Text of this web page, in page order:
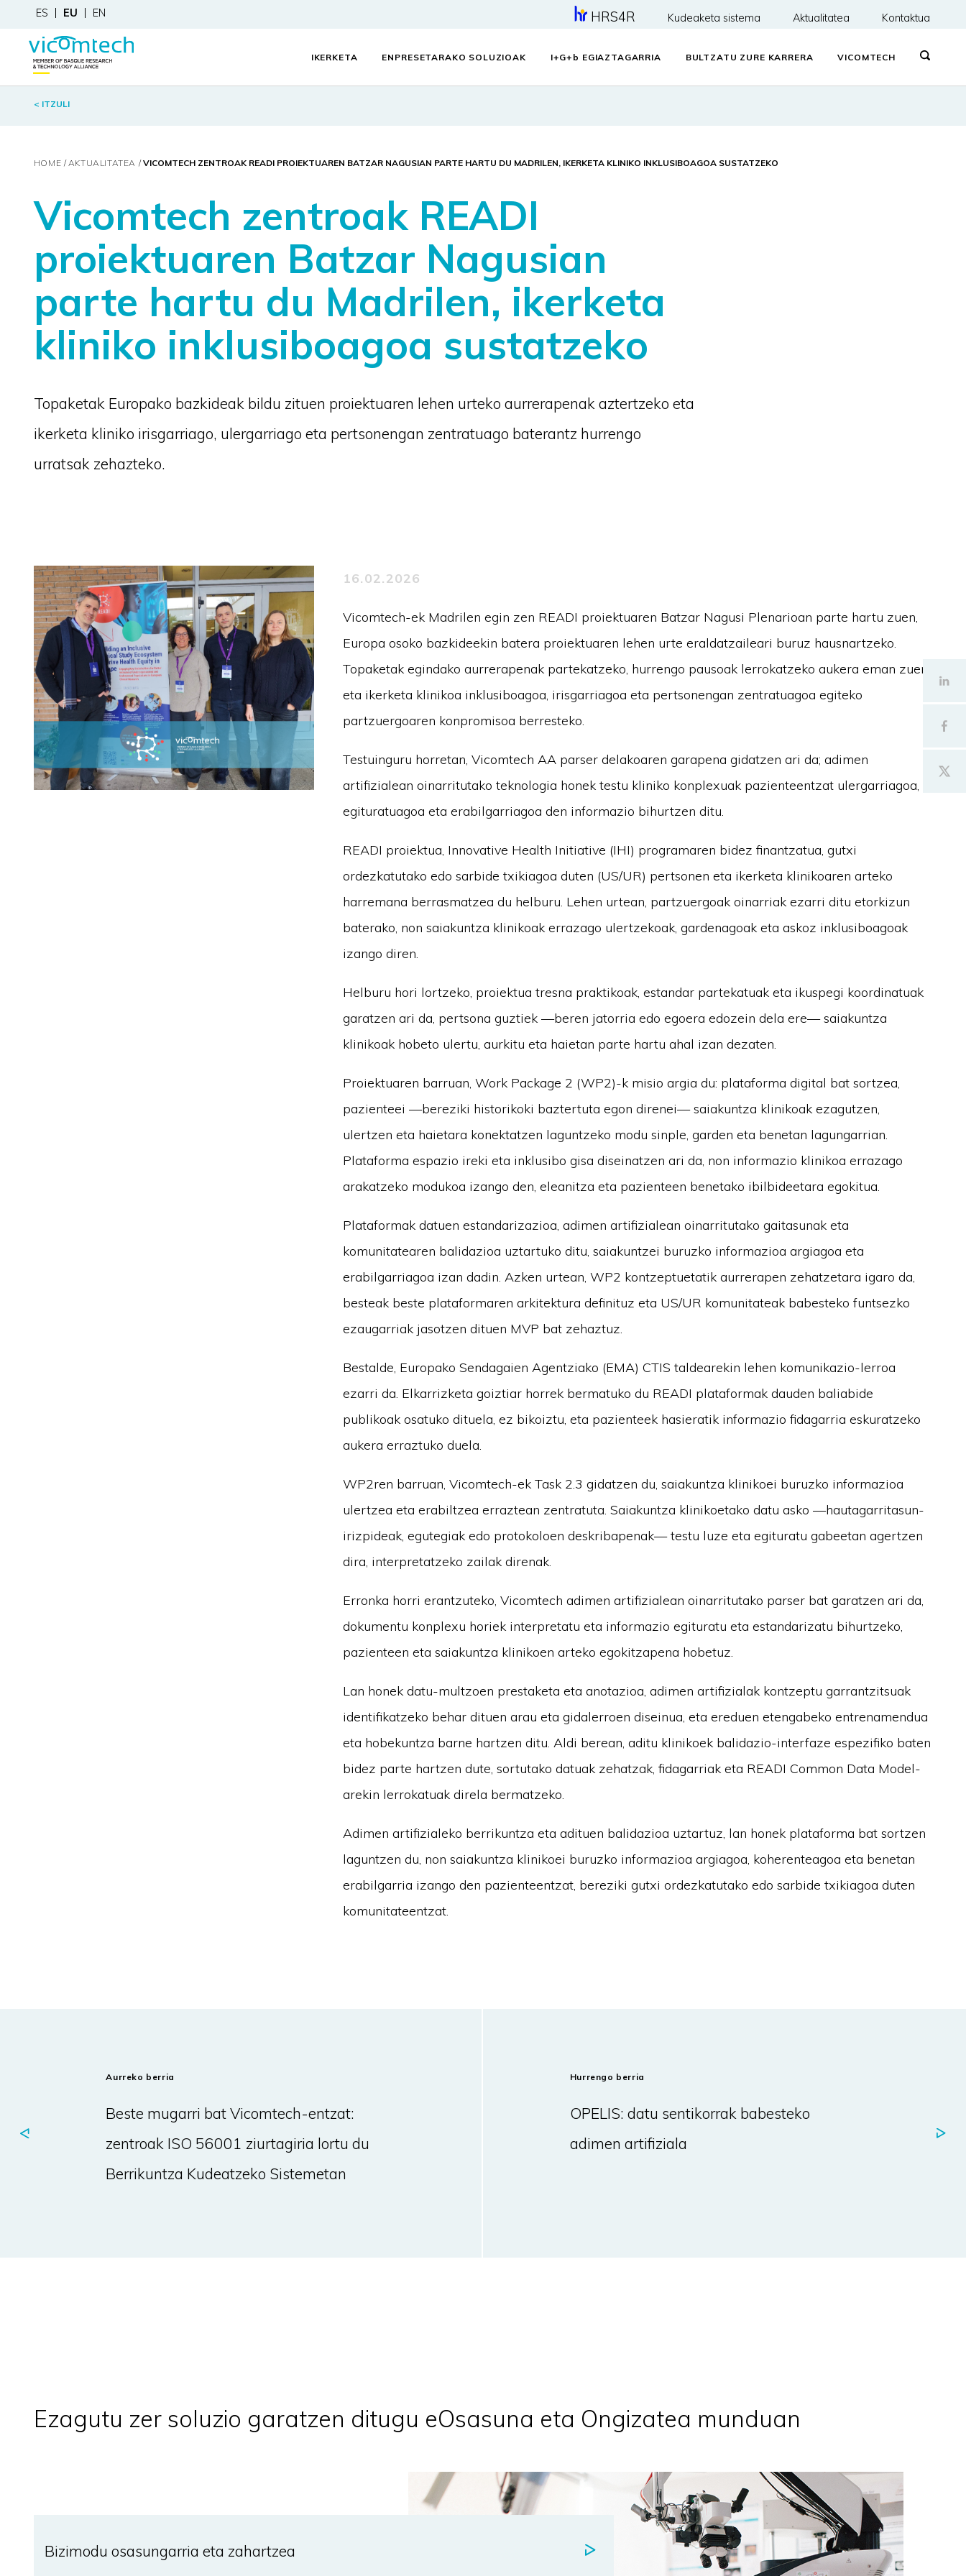
ES EU EN HRS4R Kudeaketa sistema Aktualitatea Kontaktua
IKERKETA ENPRESETARAKO SOLUZIOAK I+G+ b EGIAZTAGARRIA BULTZATU ZURE KARRERA VICOMTECH
< ITZULI
HOME AKTUALITATEA VICOMTECH ZENTROAK READI PROIEKTUAREN BATZAR NAGUSIAN PARTE HARTU DU MADRILEN, IKERKETA KLINIKO INKLUSIBOAGOA SUSTATZEKO
Vicomtech zentroak READI
proiektuaren Batzar Nagusian
parte hartu du Madrilen, ikerketa
kliniko inklusiboagoa sustatzeko
Topaketak Europako bazkideak bildu zituen proiektuaren lehen urteko aurrerapenak aztertzeko eta
ikerketa kliniko irisgarriago, ulergarriago eta pertsonengan zentratuago baterantz hurrengo
urratsak zehazteko.
16.02.2026
Vicomtech-ek Madrilen egin zen READI proiektuaren Batzar Nagusi Plenarioan parte hartu zuen,
Europa osoko bazkideekin batera proiektuaren lehen urte eraldatzaileari buruz hausnartzeko.
Topaketak egindako aurrerapenak partekatzeko, hurrengo pausoak lerrokatzeko aukera eman zuen
eta ikerketa klinikoa inklusiboagoa, irisgarriagoa eta pertsonengan zentratuagoa egiteko
partzuergoaren konpromisoa berresteko.
Testuinguru horretan, Vicomtech AA parser delakoaren garapena gidatzen ari da; adimen
artifizialean oinarritutako teknologia honek testu kliniko konplexuak pazienteentzat ulergarriagoa,
egituratuagoa eta erabilgarriagoa den informazio bihurtzen ditu.
READI proiektua, Innovative Health Initiative (IHI) programaren bidez finantzatua, gutxi
ordezkatutako edo sarbide txikiagoa duten (US/UR) pertsonen eta ikerketa klinikoaren arteko
harremana berrasmatzea du helburu. Lehen urtean, partzuergoak oinarriak ezarri ditu etorkizun
baterako, non saiakuntza klinikoak errazago ulertzekoak, gardenagoak eta askoz inklusiboagoak
izango diren.
Helburu hori lortzeko, proiektua tresna praktikoak, estandar partekatuak eta ikuspegi koordinatuak
garatzen ari da, pertsona guztiek —beren jatorria edo egoera edozein dela ere— saiakuntza
klinikoak hobeto ulertu, aurkitu eta haietan parte hartu ahal izan dezaten.
Proiektuaren barruan, Work Package 2 (WP2)-k misio argia du: plataforma digital bat sortzea,
pazienteei —bereziki historikoki baztertuta egon direnei— saiakuntza klinikoak ezagutzen,
ulertzen eta haietara konektatzen laguntzeko modu sinple, garden eta benetan lagungarrian.
Plataforma espazio ireki eta inklusibo gisa diseinatzen ari da, non informazio klinikoa errazago
arakatzeko modukoa izango den, eleanitza eta pazienteen benetako ibilbideetara egokitua.
Plataformak datuen estandarizazioa, adimen artifizialean oinarritutako gaitasunak eta
komunitatearen balidazioa uztartuko ditu, saiakuntzei buruzko informazioa argiagoa eta
erabilgarriagoa izan dadin. Azken urtean, WP2 kontzeptuetatik aurrerapen zehatzetara igaro da,
besteak beste plataformaren arkitektura definituz eta US/UR komunitateak babesteko funtsezko
ezaugarriak jasotzen dituen MVP bat zehaztuz.
Bestalde, Europako Sendagaien Agentziako (EMA) CTIS taldearekin lehen komunikazio-lerroa
ezarri da. Elkarrizketa goiztiar horrek bermatuko du READI plataformak dauden baliabide
publikoak osatuko dituela, ez bikoiztu, eta pazienteek hasieratik informazio fidagarria eskuratzeko
aukera erraztuko duela.
WP2ren barruan, Vicomtech-ek Task 2.3 gidatzen du, saiakuntza klinikoei buruzko informazioa
ulertzea eta erabiltzea erraztean zentratuta. Saiakuntza klinikoetako datu asko —hautagarritasun-
irizpideak, egutegiak edo protokoloen deskribapenak— testu luze eta egituratu gabeetan agertzen
dira, interpretatzeko zailak direnak.
Erronka horri erantzuteko, Vicomtech adimen artifizialean oinarritutako parser bat garatzen ari da,
dokumentu konplexu horiek interpretatu eta informazio egituratu eta estandarizatu bihurtzeko,
pazienteen eta saiakuntza klinikoen arteko egokitzapena hobetuz.
Lan honek datu-multzoen prestaketa eta anotazioa, adimen artifizialak kontzeptu garrantzitsuak
identifikatzeko behar dituen arau eta gidalerroen diseinua, eta ereduen etengabeko entrenamendua
eta hobekuntza barne hartzen ditu. Aldi berean, aditu klinikoek balidazio-interfaze espezifiko baten
bidez parte hartzen dute, sortutako datuak zehatzak, fidagarriak eta READI Common Data Model-
arekin lerrokatuak direla bermatzeko.
Adimen artifizialeko berrikuntza eta adituen balidazioa uztartuz, lan honek plataforma bat sortzen
laguntzen du, non saiakuntza klinikoei buruzko informazioa argiagoa, koherenteagoa eta benetan
erabilgarria izango den pazienteentzat, bereziki gutxi ordezkatutako edo sarbide txikiagoa duten
komunitateentzat.
Aurreko berria
Beste mugarri bat Vicomtech-entzat:
zentroak ISO 56001 ziurtagiria lortu du
Berrikuntza Kudeatzeko Sistemetan
Hurrengo berria
OPELIS: datu sentikorrak babesteko
adimen artifiziala
Ezagutu zer soluzio garatzen ditugu eOsasuna eta Ongizatea munduan
Bizimodu osasungarria eta zahartzea